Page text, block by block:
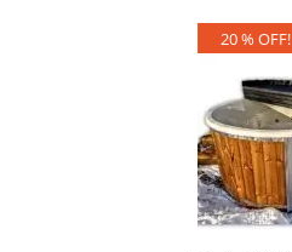
20 % OFF!